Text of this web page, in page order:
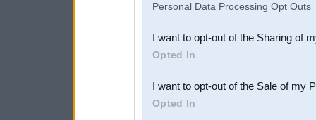
Downstream Participants
third parties.
Personal Data Processing Opt Outs
I want to opt-out of the Sharing of
Opted In
I want to opt-out of the Sale of my
Opted In